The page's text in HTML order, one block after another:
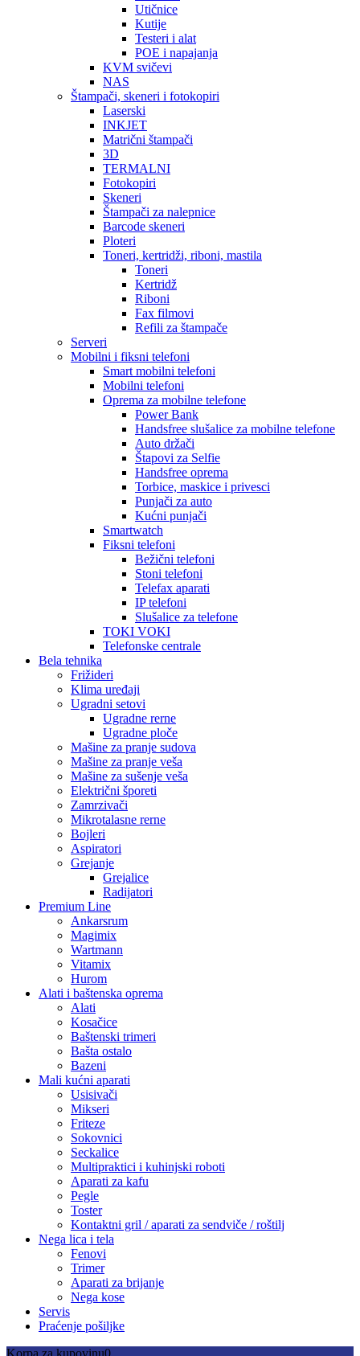
Utičnice
Kutije
Testeri i alat
POE i napajanja
KVM svičevi
NAS
Štampači, skeneri i fotokopiri
Laserski
INKJET
Matrični štampači
3D
TERMALNI
Fotokopiri
Skeneri
Štampači za nalepnice
Barcode skeneri
Ploteri
Toneri, kertridži, riboni, mastila
Toneri
Kertridž
Riboni
Fax filmovi
Refili za štampače
Serveri
Mobilni i fiksni telefoni
Smart mobilni telefoni
Mobilni telefoni
Oprema za mobilne telefone
Power Bank
Handsfree slušalice za mobilne telefone
Auto držači
Štapovi za Selfie
Handsfree oprema
Torbice, maskice i privesci
Punjači za auto
Kućni punjači
Smartwatch
Fiksni telefoni
Bežični telefoni
Stoni telefoni
Telefax aparati
IP telefoni
Slušalice za telefone
TOKI VOKI
Telefonske centrale
Bela tehnika
Frižideri
Klima uređaji
Ugradni setovi
Ugradne rerne
Ugradne ploče
Mašine za pranje sudova
Mašine za pranje veša
Mašine za sušenje veša
Električni šporeti
Zamrzivači
Mikrotalasne rerne
Bojleri
Aspiratori
Grejanje
Grejalice
Radijatori
Premium Line
Ankarsrum
Magimix
Wartmann
Vitamix
Hurom
Alati i baštenska oprema
Alati
Kosačice
Baštenski trimeri
Bašta ostalo
Bazeni
Mali kućni aparati
Usisivači
Mikseri
Friteze
Sokovnici
Seckalice
Multipraktici i kuhinjski roboti
Aparati za kafu
Pegle
Toster
Kontaktni gril / aparati za sendviče / roštilj
Nega lica i tela
Fenovi
Trimer
Aparati za brijanje
Nega kose
Servis
Praćenje pošiljke
Korpa za kupovinu0